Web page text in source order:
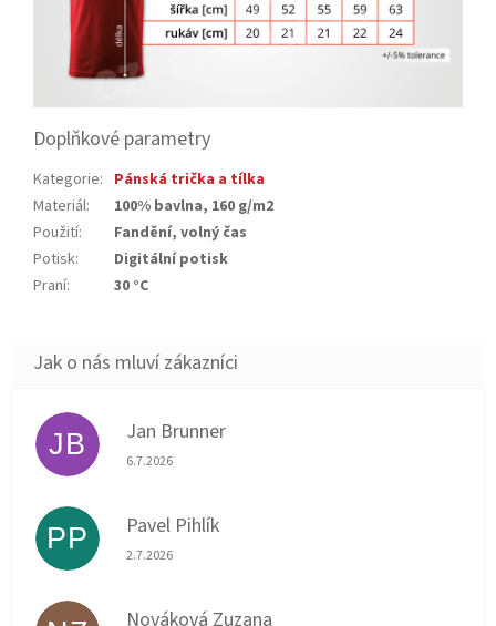
Doplňkové parametry
Kategorie: Pánská trička a tílka
Materiál:
100% bavlna, 160 g/m2
Použití:
Fandění, volný čas
Potisk:
Digitální potisk
Praní: 30 °C
JB Jan Brunner
Hodnocení obchodu je 5 z 5 hvězdiček.
6.7.2026
PP Pavel Pihlík
Hodnocení obchodu je 5 z 5 hvězdiček.
2.7.2026
Nováková Zuzana